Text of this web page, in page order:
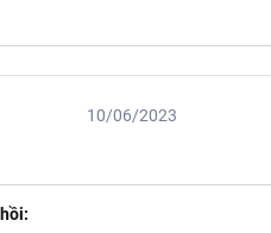
10/06/2023